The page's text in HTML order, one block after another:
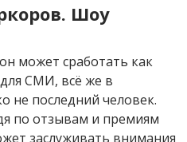
Шоу
может сработать как
СМИ, всё же в
не последний человек.
по отзывам и премиям
заслуживать внимания